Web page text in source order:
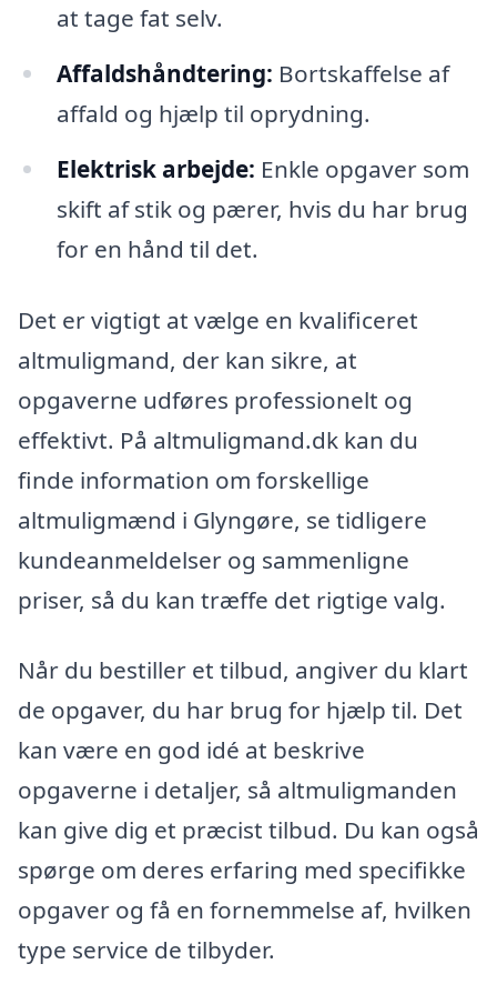
at tage fat selv.
Affaldshåndtering: Bortskaffelse af
affald og hjælp til oprydning.
Elektrisk arbejde: Enkle opgaver som
skift af stik og pærer, hvis du har brug
for en hånd til det.
Det er vigtigt at vælge en kvalificeret
altmuligmand, der kan sikre, at
opgaverne udføres professionelt og
effektivt. På altmuligmand.dk kan du
finde information om forskellige
altmuligmænd i Glyngøre, se tidligere
kundeanmeldelser og sammenligne
priser, så du kan træffe det rigtige valg.
Når du bestiller et tilbud, angiver du klart
de opgaver, du har brug for hjælp til. Det
kan være en god idé at beskrive
opgaverne i detaljer, så altmuligmanden
kan give dig et præcist tilbud. Du kan også
spørge om deres erfaring med specifikke
opgaver og få en fornemmelse af, hvilken
type service de tilbyder.